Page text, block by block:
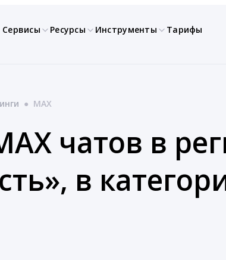
Сервисы Ресурсы Инструменты Тарифы
● MAX
чатов в
в